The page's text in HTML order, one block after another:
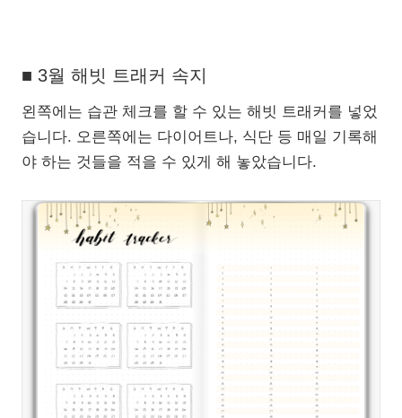
■ 3월 해빗 트래커 속지
왼쪽에는 습관 체크를 할 수 있는 해빗 트래커를 넣었
습니다. 오른쪽에는 다이어트나, 식단 등 매일 기록해
야 하는 것들을 적을 수 있게 해 놓았습니다.